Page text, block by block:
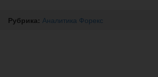
Рубрика: Аналитика Форекс